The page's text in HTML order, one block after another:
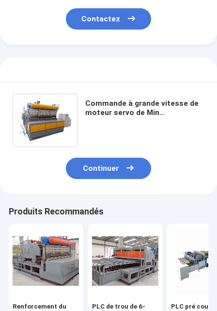
Contactez
Commande à grande vitesse de
moteur servo de Min
Continuer
Produits Recommandés
Renforcement du
PLC de trou de 6-
PLC pré coupé